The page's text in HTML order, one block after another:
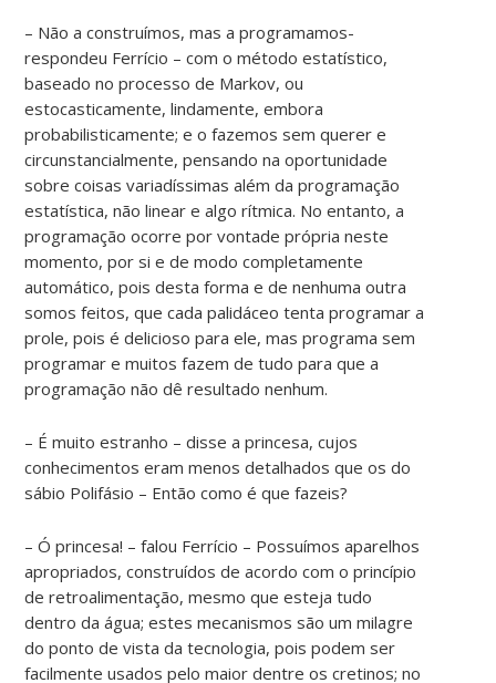
– Não a construímos, mas a programamos-
respondeu Ferrício – com o método estatístico,
baseado no processo de Markov, ou
estocasticamente, lindamente, embora
probabilisticamente; e o fazemos sem querer e
circunstancialmente, pensando na oportunidade
sobre coisas variadíssimas além da programação
estatística, não linear e algo rítmica. No entanto, a
programação ocorre por vontade própria neste
momento, por si e de modo completamente
automático, pois desta forma e de nenhuma outra
somos feitos, que cada palidáceo tenta programar a
prole, pois é delicioso para ele, mas programa sem
programar e muitos fazem de tudo para que a
programação não dê resultado nenhum.
– É muito estranho – disse a princesa, cujos
conhecimentos eram menos detalhados que os do
sábio Polifásio – Então como é que fazeis?
– Ó princesa! – falou Ferrício – Possuímos aparelhos
apropriados, construídos de acordo com o princípio
de retroalimentação, mesmo que esteja tudo
dentro da água; estes mecanismos são um milagre
do ponto de vista da tecnologia, pois podem ser
facilmente usados pelo maior dentre os cretinos; no